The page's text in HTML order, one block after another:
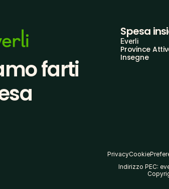
farti
Spesa
Everli
Province
Insegne
PrivacyCookie
Indirizzo PEC: